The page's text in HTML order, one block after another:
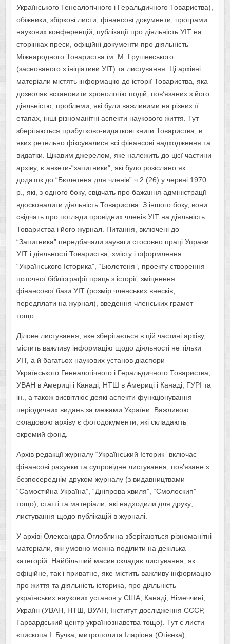
Українського Генеалогічного і Геральдичного Товариства),
обіжники, збіркові листи, фінансові документи, програми
наукових конференцій, публікації про діяльність УІТ на
сторінках преси, офіційні документи про діяльність
Міжнародного Товариства ім. М. Грушевського
(заснованого з ініціативи УІТ) та листування. Ці архівні
матеріали містять інформацію до історії Товариства, яка
дозволяє встановити хронологію подій, пов’язаних з його
діяльністю, проблеми, які були важливими на різних її
етапах, інші різноманітні аспекти наукового життя. Тут
зберігаються прибутково-видаткові книги Товариства, в
яких ретельно фіксувалися всі фінансові надходження та
видатки. Цікавим джерелом, яке належить до цієї частини
архіву, є анкети-“запитники”, які було розіслано як
додаток до “Бюлетеня для членів” ч.2 (26) у червні 1970
р., які, з одного боку, свідчать про бажання адміністрації
вдосконалити діяльність Товариства. З іншого боку, вони
свідчать про погляди провідних членів УІТ на діяльність
Товариства і його журнал. Питання, включені до
“Запитника” передбачали зауваги стосовно праці Управи
УІТ і діяльності Товариства, змісту і оформлення
“Українського Історика”, “Бюлетеня”, проекту створення
поточної бібліографії праць з історії, зміцнення
фінансової бази УІТ (розмір членських внесків,
передплати на журнал), введення членських грамот
тощо.
Ділове листування, яке зберігається в цій частині архіву,
містить важливу інформацію щодо діяльності не тільки
УІТ, а й багатьох наукових установ діаспори –
Українського Генеалогічного і Геральдичного Товариства,
УВАН в Америці і Канаді, НТШ в Америці і Канаді, ГУРІ та
ін., а також висвітлює деякі аспекти функціонування
періодичних видань за межами України. Важливою
складовою архіву є фотодокументи, які складають
окремий фонд.
Архів редакції журналу “Український Історик” включає
фінансові рахунки та супровідне листування, пов’язане з
безпосереднім друком журналу (з видавництвами
“Самостійна Україна”, “Дніпрова хвиля”, “Смолоскип”
тощо); статті та матеріали, які надходили для друку;
листування щодо публікацій в журналі.
У архіві Олександра Оглоблина зберігаються різноманітні
матеріали, які умовно можна поділити на декілька
категорій. Найбільший масив складає листування, як
офіційне, так і приватне, яке містить важливу інформацію
про життя та діяльність історика, про діяльність
українських наукових установ у США, Канаді, Німеччині,
Україні (УВАН, НТШ, ВУАН, Інститут дослідження СССР,
Гарвардський центр українознавства тощо). Тут є листи
єпископа І. Бучка, митрополита Іларіона (Огієнка),